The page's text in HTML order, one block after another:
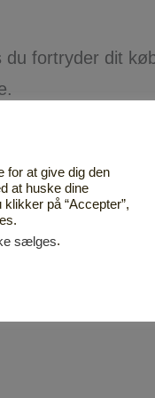
fortryder dit
udlånes, give
med Aagaard
for at give dig den
at huske dine
på “Accepter”,
sælges.